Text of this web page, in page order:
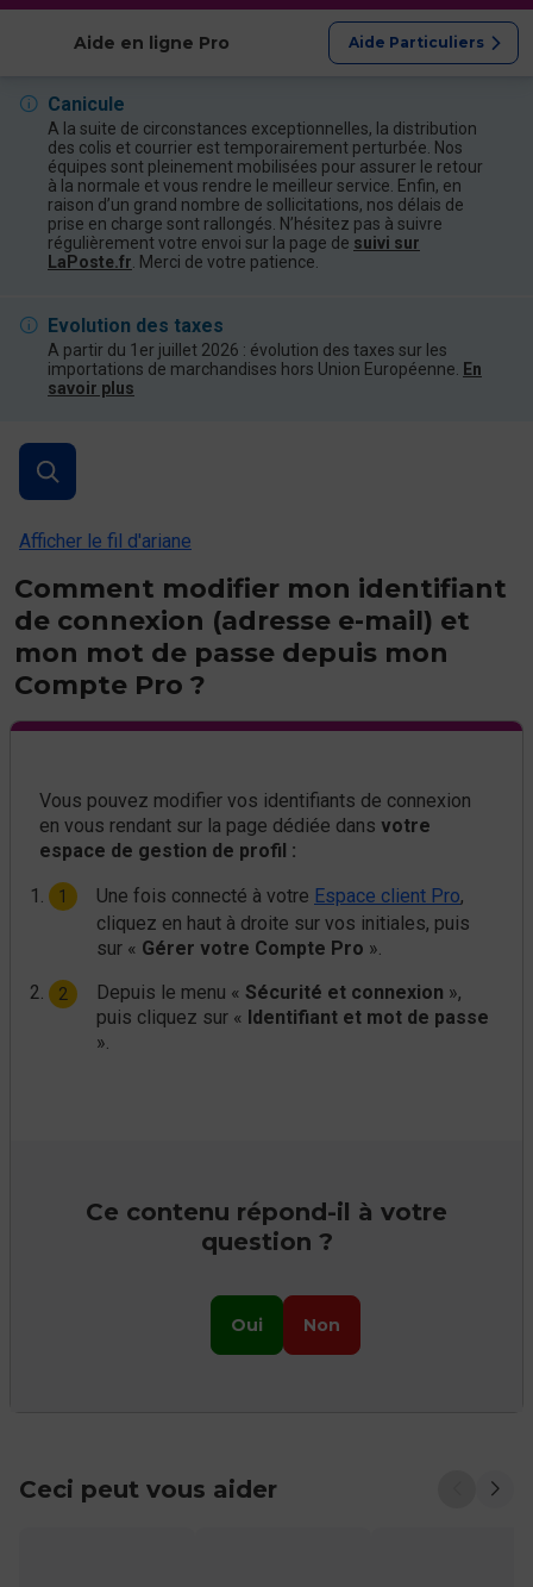
Aide en ligne Pro Aide Particuliers
Canicule
A la suite de circonstances exceptionnelles, la distribution
des colis et courrier est temporairement perturbée. Nos
équipes sont pleinement mobilisées pour assurer le retour
à la normale et vous rendre le meilleur service. Enfin, en
raison d’un grand nombre de sollicitations, nos délais de
prise en charge sont rallongés. N’hésitez pas à suivre
régulièrement votre envoi sur la page de suivi sur
LaPoste.fr . Merci de votre patience.
Evolution des taxes
A partir du 1er juillet 2026 : évolution des taxes sur les
importations de marchandises hors Union Européenne.
En
savoir plus
Afficher le fil d'ariane
Comment modifier mon identifiant
de connexion (adresse e-mail) et
mon mot de passe depuis mon
Compte Pro ?
Vous pouvez modifier vos identifiants de connexion
en vous rendant sur la page dédiée dans votre
espace de gestion de profil :
Une fois connecté à votre Espace client Pro,
cliquez en haut à droite sur vos initiales, puis
sur « Gérer votre Compte Pro ».
Depuis le menu « Sécurité et connexion »,
puis cliquez sur « Identifiant et mot de passe
».
Ce contenu répond-il à votre
question ?
Oui Non
Ceci peut vous aider